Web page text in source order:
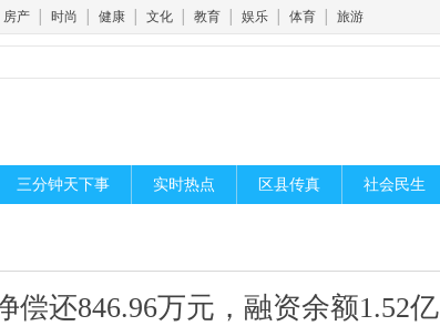
房产 时尚 健康 文化 教育 娱乐 体育 旅游
三分钟天下事 实时热点 区县传真 社会民生
偿还846.96万元，融资余额1.52亿